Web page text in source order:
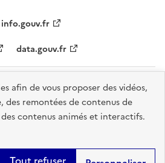
afin de vous proposer des vidéos,
des remontées de contenus de
contenus animés et interactifs.
info.gouv.fr
data.gouv.fr
- partiellement conforme
personnelles Gestion des cookies